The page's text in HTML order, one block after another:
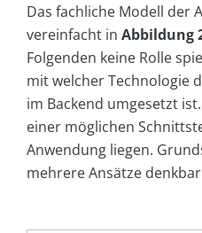
Das fachliche Modell der
vereinfacht in Abbildung
Folgenden keine Rolle
mit welcher Technologie
im Backend umgesetzt
einer möglichen
Anwendung liegen.
mehrere Ansätze